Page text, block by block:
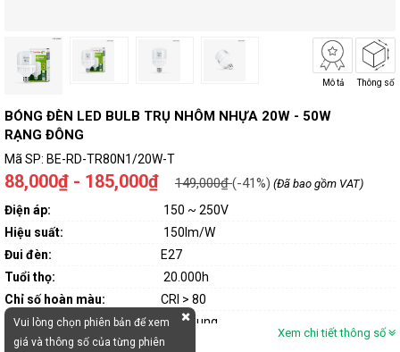
Mô tả Thông số
BÓNG ĐÈN LED BULB TRỤ NHÔM NHỰA 20W - 50W
RẠNG ĐÔNG
Mã SP: BE-RD-TR80N1/20W-T
88,000₫ - 185,000₫ 149,000₫(-41%) (Đã bao gồm VAT)
Điện áp:
150 ~ 250V
Hiệu suất:
150lm/W
Đui đèn:
E27
Tuổi thọ:
20.000h
Chỉ số hoàn màu:
CRI > 80
Chip LED:
Samsung
Bảo hành
: 2 năm
Xem chi tiết thông số
Vui lòng chọn phiên bản để xem
giá và thông số của từng phiên